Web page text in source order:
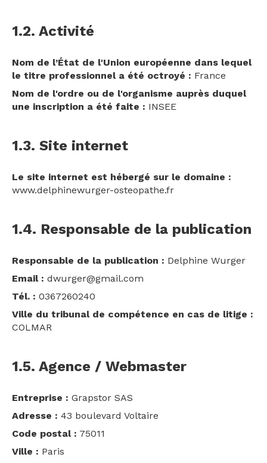
1.2. Activité
Nom de l’État de l'Union européenne dans lequel
le titre professionnel a été octroyé : France
Nom de l'ordre ou de l'organisme auprès duquel
une inscription a été faite : INSEE
1.3. Site internet
Le site internet est hébergé sur le domaine :
www.delphinewurger-osteopathe.fr
1.4. Responsable de la publication
Responsable de la publication : Delphine Wurger
Email : dwurger@gmail.com
Tél. : 0367260240
Ville du tribunal de compétence en cas de litige :
COLMAR
1.5. Agence / Webmaster
Entreprise : Grapstor SAS
Adresse : 43 boulevard Voltaire
Code postal : 75011
Ville : Paris